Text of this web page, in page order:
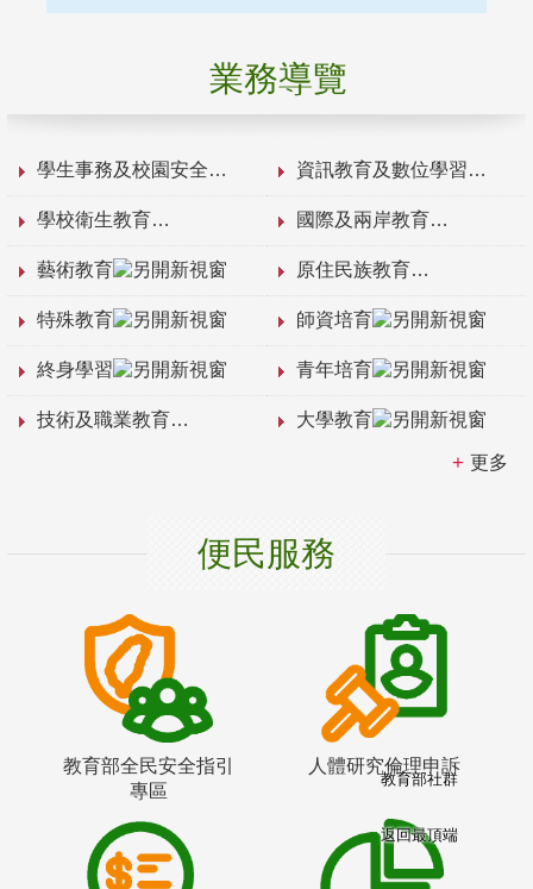
業務導覽
學生事務及校園安全 資訊教育及數位學習
學校衛生教育 國際及兩岸教育
藝術教育 原住民族教育
特殊教育 師資培育
終身學習 青年培育
技術及職業教育 大學教育
更多
便民服務
教育部全民安全指引
專區
人體研究倫理申訴
教育部社群
返回最頂端